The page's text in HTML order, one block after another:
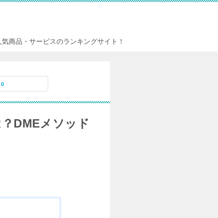
気商品・サービスのランキングサイト！
0
DMEメソッド